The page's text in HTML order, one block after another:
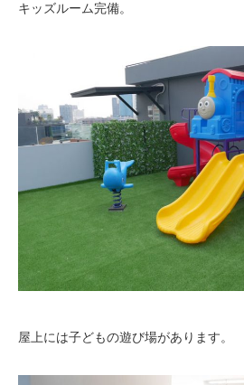
キッズルーム完備。
屋上には子どもの遊び場があります。